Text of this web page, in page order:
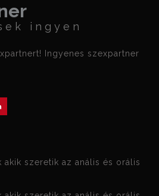
ingyen
Ingyenes szexpartner
akik szeretik az anális és orális